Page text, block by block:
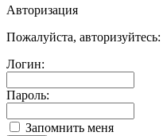
Авторизация
Пожалуйста, авторизуйтесь:
Логин:
Пароль:
Запомнить меня